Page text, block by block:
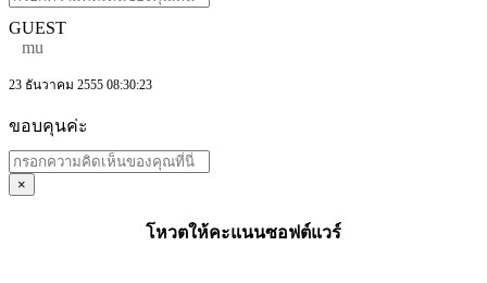
GUEST
mu
23 ธันวาคม 2555 08:30:23
ขอบคุนค่ะ
×
โหวตให้คะแนนซอฟต์แวร์